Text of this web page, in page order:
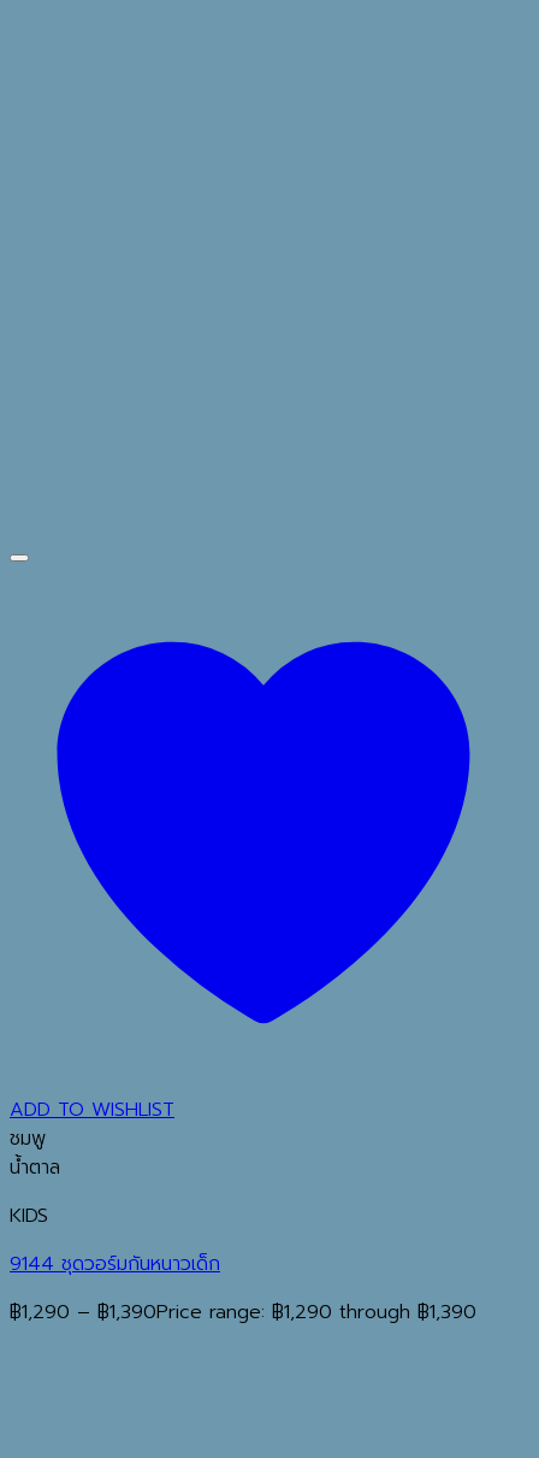
ADD TO WISHLIST
ชมพู
น้ำตาล
KIDS
9144 ชุดวอร์มกันหนาวเด็ก
฿1,290 – ฿1,390Price range: ฿1,290 through ฿1,390